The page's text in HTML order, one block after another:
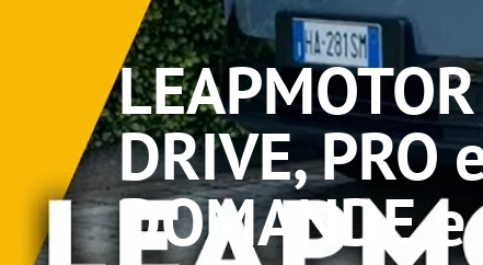
DRIVE, PRO
DOMANDE e